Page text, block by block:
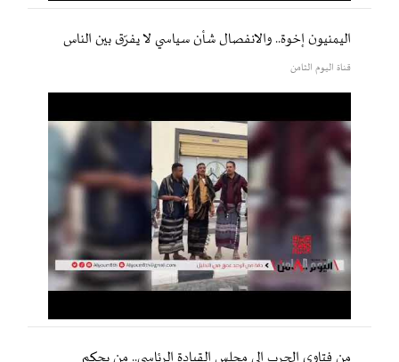
اليمنيون إخوة.. والانفصال شأن سياسي لا يفرّق بين الناس
قناة اليوم الثامن